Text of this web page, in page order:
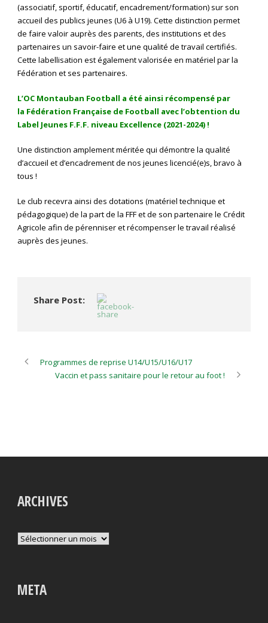
(associatif, sportif, éducatif, encadrement/formation) sur son
accueil des publics jeunes (U6 à U19). Cette distinction permet
de faire valoir auprès des parents, des institutions et des
partenaires un savoir-faire et une qualité de travail certifiés.
Cette labellisation est également valorisée en matériel par la
Fédération et ses partenaires.
L’OC Montauban Football a été ainsi récompensé par
la Fédération Française de Football avec l’obtention du
Label Jeunes F.F.F. niveau Excellence (2021-2024) !
Une distinction amplement méritée qui démontre la qualité
d’accueil et d’encadrement de nos jeunes licencié(e)s, bravo à
tous !
Le club recevra ainsi des dotations (matériel technique et
pédagogique) de la part de la FFF et de son partenaire le Crédit
Agricole afin de pérenniser et récompenser le travail réalisé
auprès des jeunes.
Share Post:
Programmes de reprise U14/U15/U16/U17
Vaccin et pass sanitaire pour le retour au foot !
ARCHIVES
Archives
META